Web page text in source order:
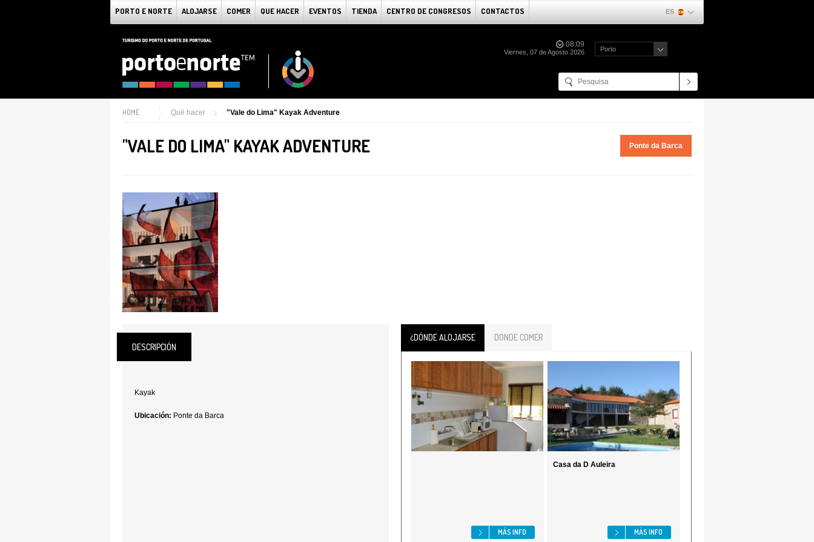
PORTO E NORTE ALOJARSE COMER QUE HACER EVENTOS TIENDA CENTRO DE CONGRESOS CONTACTOS ES
08:09
Viernes, 07 de Agosto 2026 Porto
HOME Qué hacer "Vale do Lima" Kayak Adventure
"VALE DO LIMA" KAYAK ADVENTURE Ponte da Barca
DESCRIPCIÓN
Kayak
Ubicación: Ponte da Barca
¿DÓNDE ALOJARSE DONDE COMER
MÁS INFO
Casa da D Auleira
MÁS INFO